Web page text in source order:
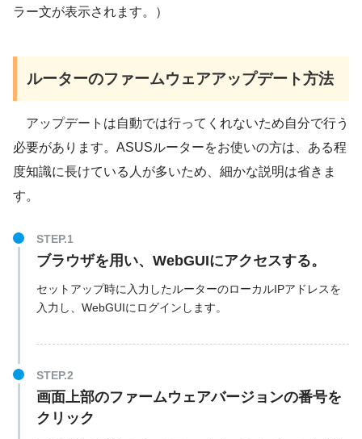
ラー文が表示されます。）
ルーターのファームウェアアップデート方法
アップデートは自動では行ってくれないため自分で行う
必要があります。ASUSルーターをお使いの方は、ある程
度知識に長けている人が多いため、細かな説明は省きま
す。
ブラウザを用い、WebGUIにアクセスする。
セットアップ時に入力したルーターのローカルIPアドレスを
入力し、WebGUIにログインします。
画面上部のファームウェアバージョンの番号を
クリック